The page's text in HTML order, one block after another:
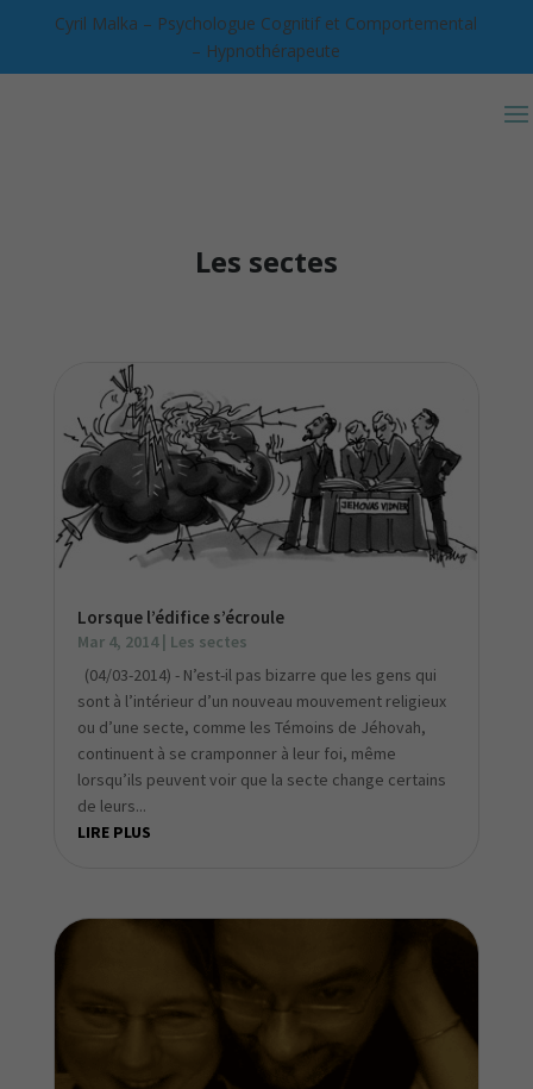
Cyril Malka – Psychologue Cognitif et Comportemental
– Hypnothérapeute
Les sectes
Lorsque l’édifice s’écroule
Mar 4, 2014| Les sectes
(04/03-2014) - N’est-il pas bizarre que les gens qui
sont à l’intérieur d’un nouveau mouvement religieux
ou d’une secte, comme les Témoins de Jéhovah,
continuent à se cramponner à leur foi, même
lorsqu’ils peuvent voir que la secte change certains
de leurs...
LIRE PLUS